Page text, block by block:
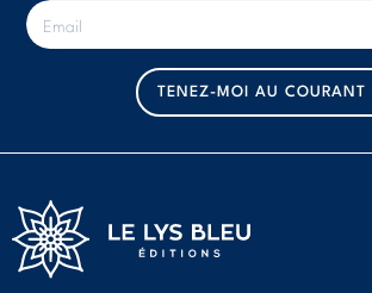
E
-
m
TENEZ-MOI AU COURANT